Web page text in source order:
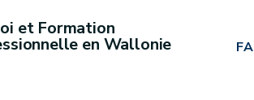
et Formation
en Wallonie